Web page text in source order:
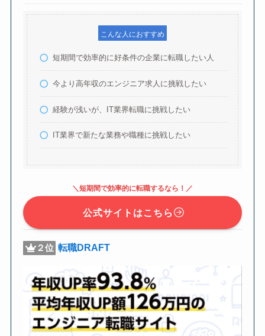
こんな人におすすめ
短期間で効率的に好条件の企業に転職したい人
今より高年収のエンジニア求人に挑戦したい
経験が浅いが、IT業界転職に挑戦したい
IT業界で新たな業務や職種に挑戦したい
＼短期間で効率的に転職するなら！／
公式サイトはこちら
２位 転職DRAFT